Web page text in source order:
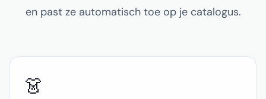
en past ze automatisch toe op je catalogus.
👗